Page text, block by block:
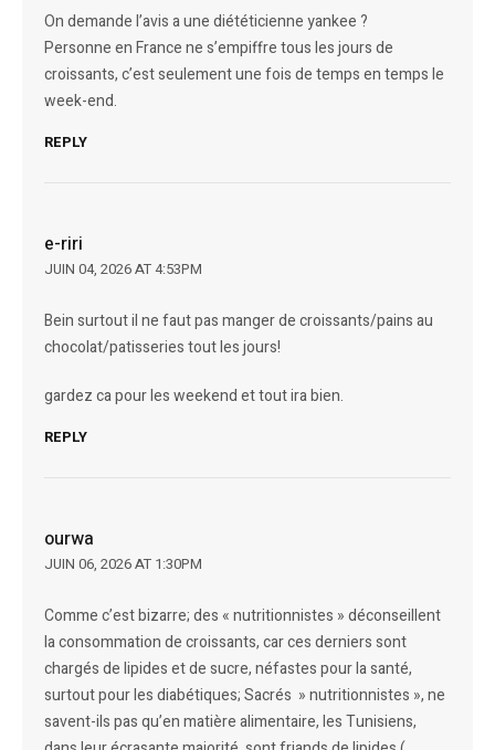
On demande l’avis a une diététicienne yankee ?
Personne en France ne s’empiffre tous les jours de
croissants, c’est seulement une fois de temps en temps le
week-end.
REPLY
e-riri
JUIN 04, 2026 AT 4:53PM
Bein surtout il ne faut pas manger de croissants/pains au
chocolat/patisseries tout les jours!
gardez ca pour les weekend et tout ira bien.
REPLY
ourwa
JUIN 06, 2026 AT 1:30PM
Comme c’est bizarre; des « nutritionnistes » déconseillent
la consommation de croissants, car ces derniers sont
chargés de lipides et de sucre, néfastes pour la santé,
surtout pour les diabétiques; Sacrés » nutritionnistes », ne
savent-ils pas qu’en matière alimentaire, les Tunisiens,